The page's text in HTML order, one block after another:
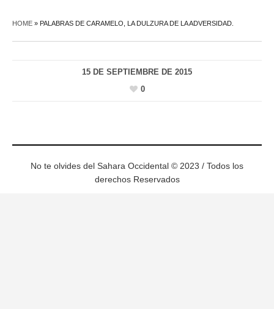
HOME » PALABRAS DE CARAMELO, LA DULZURA DE LA ADVERSIDAD.
15 DE SEPTIEMBRE DE 2015
0
No te olvides del Sahara Occidental © 2023 / Todos los
derechos Reservados